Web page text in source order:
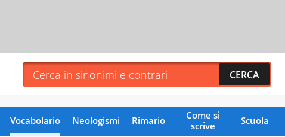
Vocabolario Neologismi Rimario
Come si
scrive
Scuola